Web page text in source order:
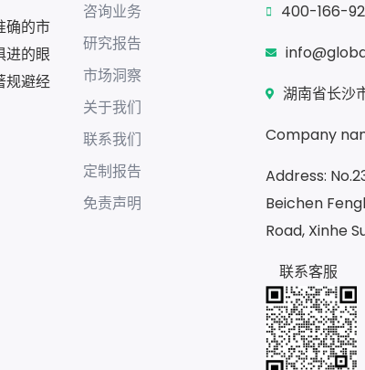
确的市
进的眼
规避经
咨询业务
研究报告
市场洞察
关于我们
联系我们
定制报告
免责声明
400-166-
湖南省长沙
Company
Address:
Beichen
Road, Xinhe
联系客服